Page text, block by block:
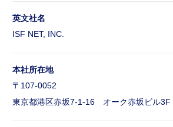
教育・研修制度
福利厚生
転職コラム一覧
英文社名
ISF NET, INC.
本社所在地
〒107-0052
東京都港区赤坂7-1-16 オーク赤坂ビル3F